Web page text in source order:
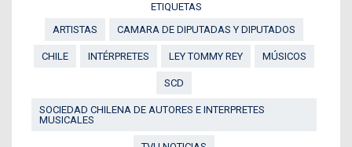
ETIQUETAS
ARTISTAS
CAMARA DE DIPUTADAS Y DIPUTADOS
CHILE INTÉRPRETES LEY TOMMY REY MÚSICOS
SCD
SOCIEDAD CHILENA DE AUTORES E INTERPRETES
MUSICALES